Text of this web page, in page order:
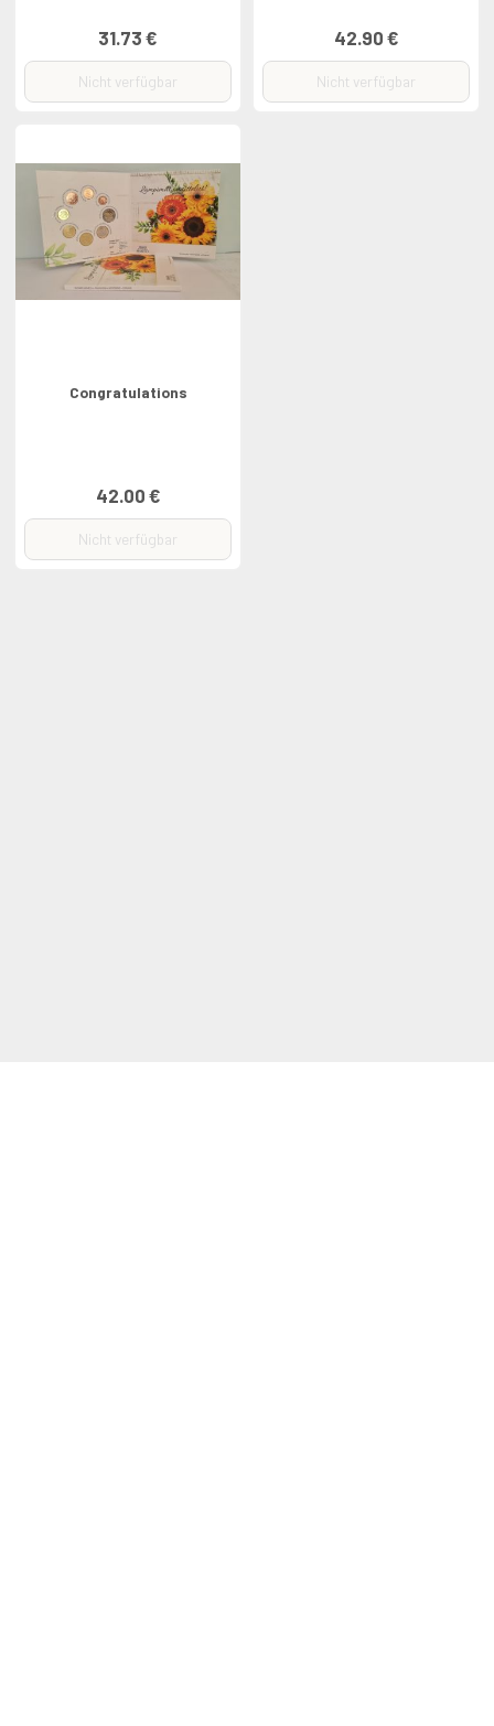
31.73 €
Nicht verfügbar
42.90 €
Nicht verfügbar
Congratulations
42.00 €
Nicht verfügbar